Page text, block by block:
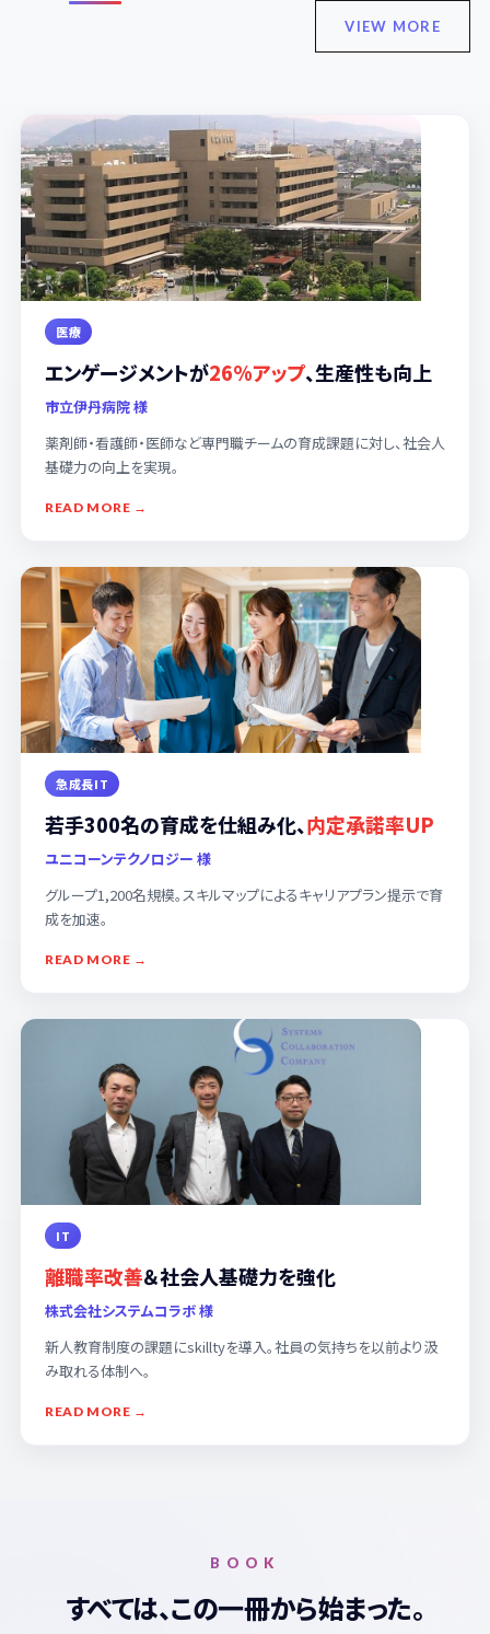
VIEW MORE
医療
エンゲージメントが26%アップ、生産性も向上
市立伊丹病院 様
薬剤師・看護師・医師など専門職チームの育成課題に対し、社会人
基礎力の向上を実現。
READ MORE →
急成長IT
若手300名の育成を仕組み化、内定承諾率UP
ユニコーンテクノロジー 様
グループ1,200名規模。スキルマップによるキャリアプラン提示で育
成を加速。
READ MORE →
IT
離職率改善＆社会人基礎力を強化
株式会社システムコラボ 様
新人教育制度の課題にskilltyを導入。社員の気持ちを以前より汲
み取れる体制へ。
READ MORE →
BOOK
すべては、この一冊から始まった。